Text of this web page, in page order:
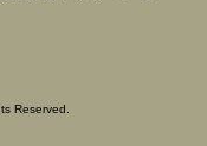
Reserved.